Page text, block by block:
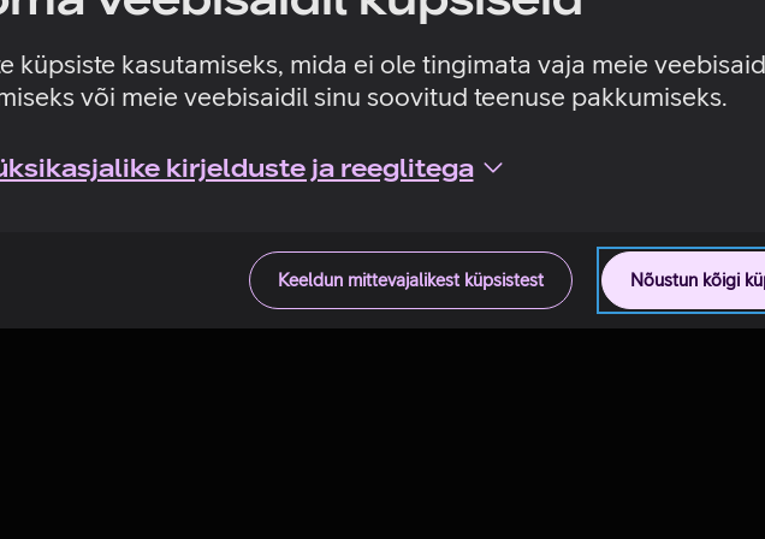
küpsiste kasutamiseks, mida ei ole tingimata vaja meie
või meie veebisaidil sinu soovitud teenuse pakkumiseks.
kirjelduste ja reeglitega
Nõustun kõigi
Keeldun mittevajalikest küpsistest